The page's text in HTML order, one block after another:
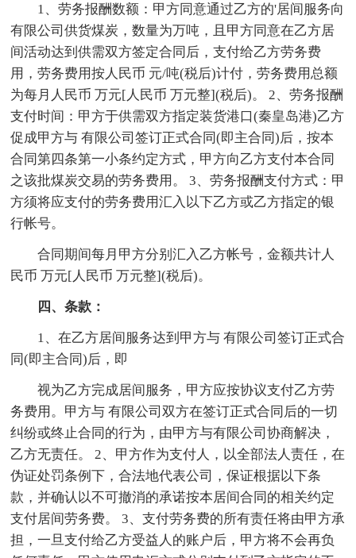
1、劳务报酬数额：甲方同意通过乙方的'居间服务向
有限公司供货煤炭，数量为万吨，且甲方同意在乙方居
间活动达到供需双方签定合同后，支付给乙方劳务费
用，劳务费用按人民币 元/吨(税后)计付，劳务费用总额
为每月人民币 万元[人民币 万元整](税后)。 2、劳务报酬
支付时间：甲方于供需双方指定装货港口(秦皇岛港)乙方
促成甲方与 有限公司签订正式合同(即主合同)后，按本
合同第四条第一小条约定方式，甲方向乙方支付本合同
之该批煤炭交易的劳务费用。 3、劳务报酬支付方式：甲
方须将应支付的劳务费用汇入以下乙方或乙方指定的银
行帐号。
合同期间每月甲方分别汇入乙方帐号，金额共计人
民币 万元[人民币 万元整](税后)。
四、条款：
1、在乙方居间服务达到甲方与 有限公司签订正式合
同(即主合同)后，即
视为乙方完成居间服务，甲方应按协议支付乙方劳
务费用。甲方与 有限公司双方在签订正式合同后的一切
纠纷或终止合同的行为，由甲方与有限公司协商解决，
乙方无责任。 2、甲方作为支付人，以全部法人责任，在
伪证处罚条例下，合法地代表公司，保证根据以下条
款，并确认以不可撤消的承诺按本居间合同的相关约定
支付居间劳务费。 3、支付劳务费的所有责任将由甲方承
担，一旦支付给乙方受益人的账户后，甲方将不会再负